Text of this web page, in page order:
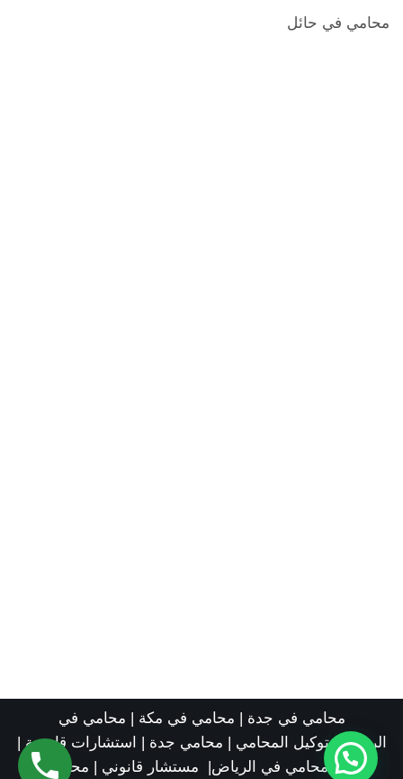
محامي في حائل
محامي في جدة | محامي في مكة | محامي في
الرياض|توكيل المحامي | محامي جدة | استشارات قانونية |
رقم محامي في الرياض| مستشار قانوني | محامي